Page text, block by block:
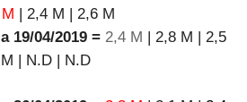
M | 2,4 M | 2,6 M
19/04/2019 = 2,4 M | 2,8 M | 2,5
M | N.D | N.D